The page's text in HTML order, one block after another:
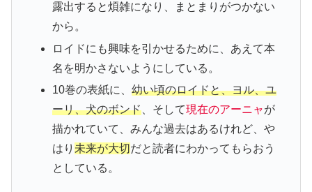
露出すると煩雑になり、まとまりがつかない
から。
ロイドにも興味を引かせるために、あえて本
名を明かさないようにしている。
10巻の表紙に、 幼い頃のロイドと、ヨル、ユ
ーリ、犬のボンド、そして現在のアーニャが
描かれていて、みんな過去はあるけれど、や
はり 未来が大切だと読者にわかってもらおう
としている。